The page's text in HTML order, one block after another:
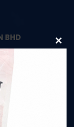
BHD
Close